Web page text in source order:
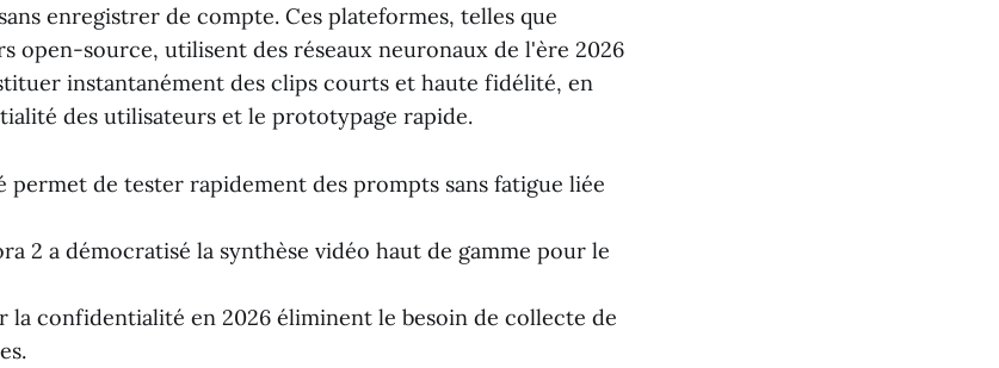
enregistrer de compte. Ces plateformes, telles que
open-source, utilisent des réseaux neuronaux de l'ère 2026
instantanément des clips courts et haute fidélité, en
des utilisateurs et le prototypage rapide.
permet de tester rapidement des prompts sans fatigue liée
2 a démocratisé la synthèse vidéo haut de gamme pour le
la confidentialité en 2026 éliminent le besoin de collecte de